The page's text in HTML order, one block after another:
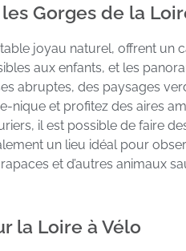
Gorges de la
joyau naturel, offrent un
aux enfants, et les
abruptes, des paysages
nique et profitez des aires
il est possible de faire
un lieu idéal pour
et d’autres animaux
la Loire à Vélo